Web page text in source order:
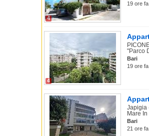
4
19 ore
4
"Parco
Bari
19 ore
Japigia
Mare
Bari
21 ore